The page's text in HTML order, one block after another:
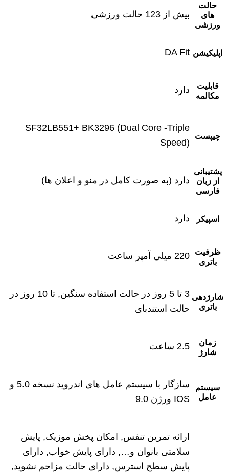
حالت
های
ورزشی
بیش از 123 حالت ورزشی
اپلیکیشن DA Fit
قابلیت
مکالمه
دارد
چیپست
SF32LB551+ BK3296 (Dual Core -Triple
Speed)
پشتیبانی
از زبان
فارسی
دارد (به صورت کامل در منو و اعلان ها)
اسپیکر دارد
ظرفیت
باتری
220 میلی آمپر ساعت
شارژدهی
باتری
3 تا 5 روز در حالت استفاده سنگین, تا 10 روز در
حالت استندبای
زمان
شارژ
2.5 ساعت
سیستم
عامل
سازگار با سیستم عامل های اندروید نسخه 5.0 و
IOS ورژن 9.0
ارائه تمرین تنفس, امکان پخش موزیک, پایش
سلامتی بانوان و…, دارای پایش خواب, دارای
پایش سطح استرس, دارای حالت مزاحم نشوید,